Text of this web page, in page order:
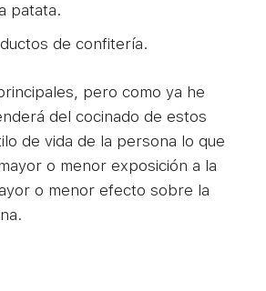
patata.
de confitería.
pero como ya he
del cocinado de estos
de vida de la persona lo que
o menor exposición a la
o menor efecto sobre la